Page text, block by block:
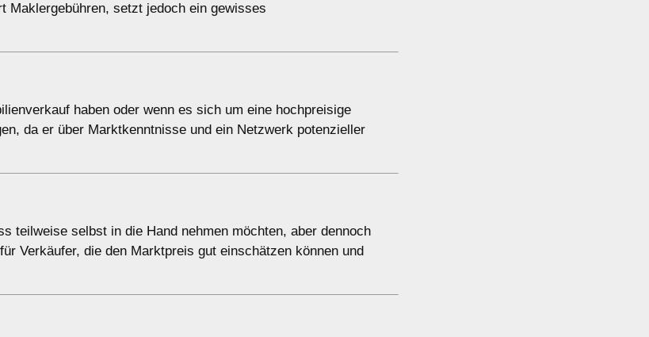
Maklergebühren, setzt jedoch ein gewisses
haben oder wenn es sich um eine hochpreisige
da er über Marktkenntnisse und ein Netzwerk potenzieller
teilweise selbst in die Hand nehmen möchten, aber dennoch
Verkäufer, die den Marktpreis gut einschätzen können und